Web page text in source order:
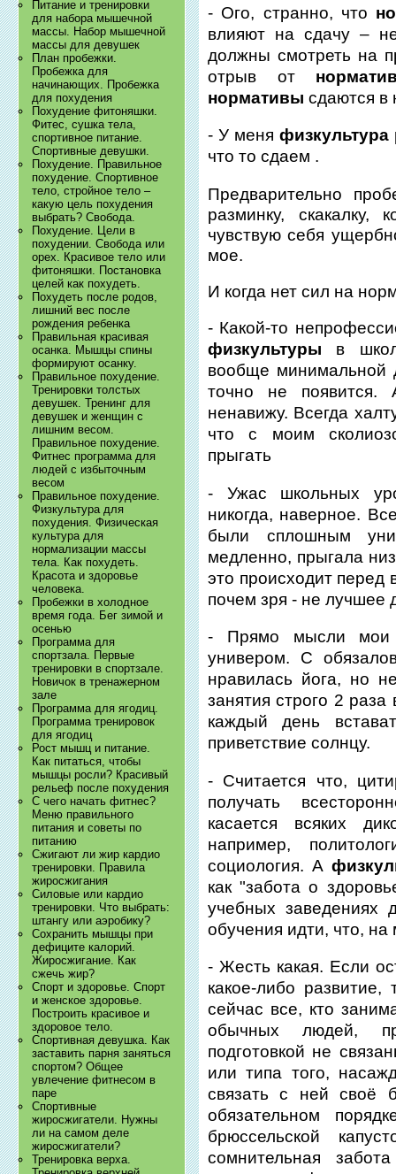
Питание и тренировки
для набора мышечной
массы. Набор мышечной
массы для девушек
План пробежки.
Пробежка для
начинающих. Пробежка
для похудения
Похудение фитоняшки.
Фитес, сушка тела,
спортивное питание.
Спортивные девушки.
Похудение. Правильное
похудение. Спортивное
тело, стройное тело –
какую цель похудения
выбрать? Свобода.
Похудение. Цели в
похудении. Свобода или
орех. Красивое тело или
фитоняшки. Постановка
целей как похудеть.
Похудеть после родов,
лишний вес после
рождения ребенка
Правильная красивая
осанка. Мышцы спины
формируют осанку.
Правильное похудение.
Тренировки толстых
девушек. Тренинг для
девушек и женщин с
лишним весом.
Правильное похудение.
Фитнес программа для
людей с избыточным
весом
Правильное похудение.
Физкультура для
похудения. Физическая
культура для
нормализации массы
тела. Как похудеть.
Красота и здоровье
человека.
Пробежки в холодное
время года. Бег зимой и
осенью
Программа для
спортзала. Первые
тренировки в спортзале.
Новичок в тренажерном
зале
Программа для ягодиц.
Программа тренировок
для ягодиц
Рост мышц и питание.
Как питаться, чтобы
мышцы росли? Красивый
рельеф после похудения
С чего начать фитнес?
Меню правильного
питания и советы по
питанию
Сжигают ли жир кардио
тренировки. Правила
жиросжигания
Силовые или кардио
тренировки. Что выбрать:
штангу или аэробику?
Сохранить мышцы при
дефиците калорий.
Жиросжигание. Как
сжечь жир?
Спорт и здоровье. Спорт
и женское здоровье.
Построить красивое и
здоровое тело.
Спортивная девушка. Как
заставить парня заняться
спортом? Общее
увлечение фитнесом в
паре
Спортивные
жиросжигатели. Нужны
ли на самом деле
жиросжигатели?
Тренировка верха.
- Ого, странно, что
влияют на сдачу –
должны смотреть на
отрыв от
нормативы сдаются в
- У меня физкультура
что то сдаем .
Предварительно
разминку,
чувствую себя
мое.
И когда нет сил на
- Какой-то
физкультуры в
вообще минимальной
точно не
ненавижу. Всегда
что с моим
прыгать
- Ужас школьных
никогда, наверное.
были сплошным
медленно, прыгала
это происходит перед
почем зря - не лучшее
- Прямо мысли мои
универом. С
нравилась йога, но
занятия строго 2
каждый день
приветствие солнцу.
- Считается что,
получать
касается всяких
например,
социология. А
как "забота о
учебных заведениях
обучения идти, что, на
- Жесть какая. Если
какое-либо развитие,
сейчас все, кто
обычных людей,
подготовкой не
или типа того,
связать с ней своё
обязательном
брюссельской
сомнительная